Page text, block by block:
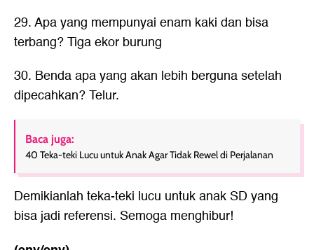
29. Apa yang mempunyai enam kaki dan bisa
terbang? Tiga ekor burung
30. Benda apa yang akan lebih berguna setelah
dipecahkan? Telur.
Baca juga:
40 Teka-teki Lucu untuk Anak Agar Tidak Rewel di Perjalanan
Demikianlah teka-teki lucu untuk anak SDyang
bisa jadi referensi. Semoga menghibur!